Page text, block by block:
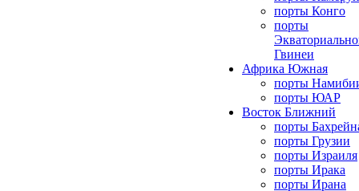
порты Конго
порты
Гвинеи
Африка Южная
порты
порты ЮАР
Восток Ближний
порты
порты Грузии
порты Израиля
порты Ирака
порты Ирана